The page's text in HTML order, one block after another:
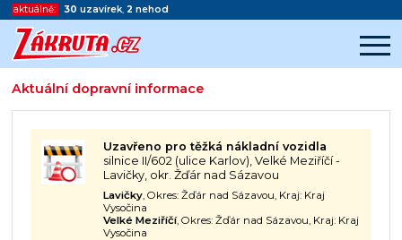
aktuálně: 30 uzavírek, 2 nehod
Aktuální dopravní informace
Začátek reklamy
Konec reklamy
Uzavřeno pro těžká nákladní vozidla
silnice II/602 (ulice Karlov), Velké Meziříčí -
Lavičky, okr. Žďár nad Sázavou
Lavičky, Okres: Žďár nad Sázavou, Kraj: Kraj
Vysočina
Velké Meziříčí, Okres: Žďár nad Sázavou, Kraj: Kraj
Vysočina